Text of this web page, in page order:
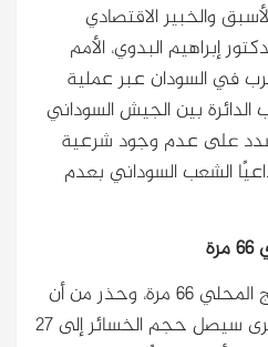
والخبير الاقتصادي
إبراهيم البدوي، الأمم
في السودان عبر عملية
الدائرة بين الجيش السوداني
على عدم وجود شرعية
الشعب السوداني بعدم
وأكد إن الحرب ستدمر الناتج المحلي 66 مرة، وحذر من أن
استمرارها لخمسة أعوام أخرى سيصل حجم الخسائر إلى 27